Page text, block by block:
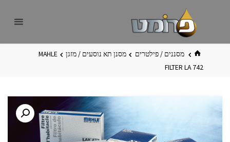
בית מסננים / פילטרים מסנן תא נוסעים / מזגן
MAHLE
FILTER LA 742